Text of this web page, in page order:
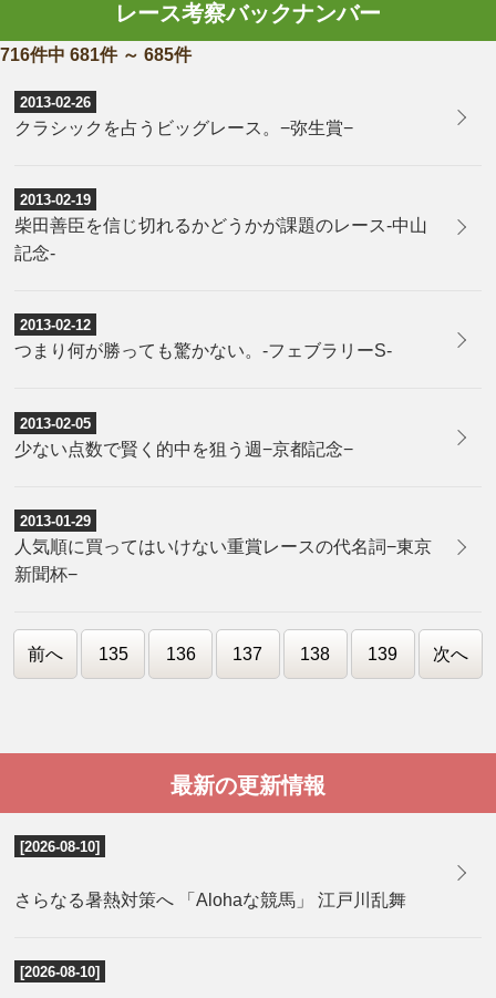
レース考察バックナンバー
716件中 681件 ～ 685件
2013-02-26
クラシックを占うビッグレース。−弥生賞−
2013-02-19
柴田善臣を信じ切れるかどうかが課題のレース-中山
記念-
2013-02-12
つまり何が勝っても驚かない。-フェブラリーS-
2013-02-05
少ない点数で賢く的中を狙う週−京都記念−
2013-01-29
人気順に買ってはいけない重賞レースの代名詞−東京
新聞杯−
前へ 135 136 137 138 139 次へ
最新の更新情報
[2026-08-10]
さらなる暑熱対策へ 「Alohaな競馬」 江戸川乱舞
[2026-08-10]